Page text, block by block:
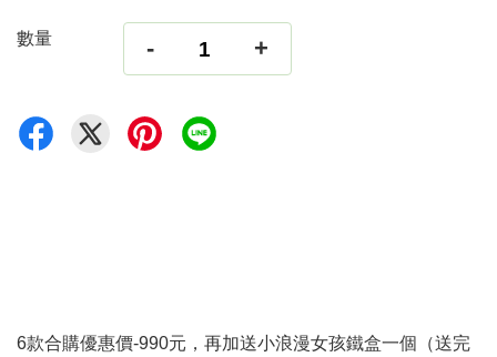
數量 - +
6款合購優惠價-990元，再加送小浪漫女孩鐵盒一個（送完